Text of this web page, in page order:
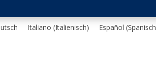
Italiano (Italienisch) Español (Spanisch